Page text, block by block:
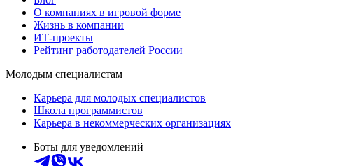
О компаниях в игровой форме
Жизнь в компании
ИТ-проекты
Рейтинг работодателей России
Молодым специалистам
Карьера для молодых специалистов
Школа программистов
Карьера в некоммерческих организациях
Боты для уведомлений